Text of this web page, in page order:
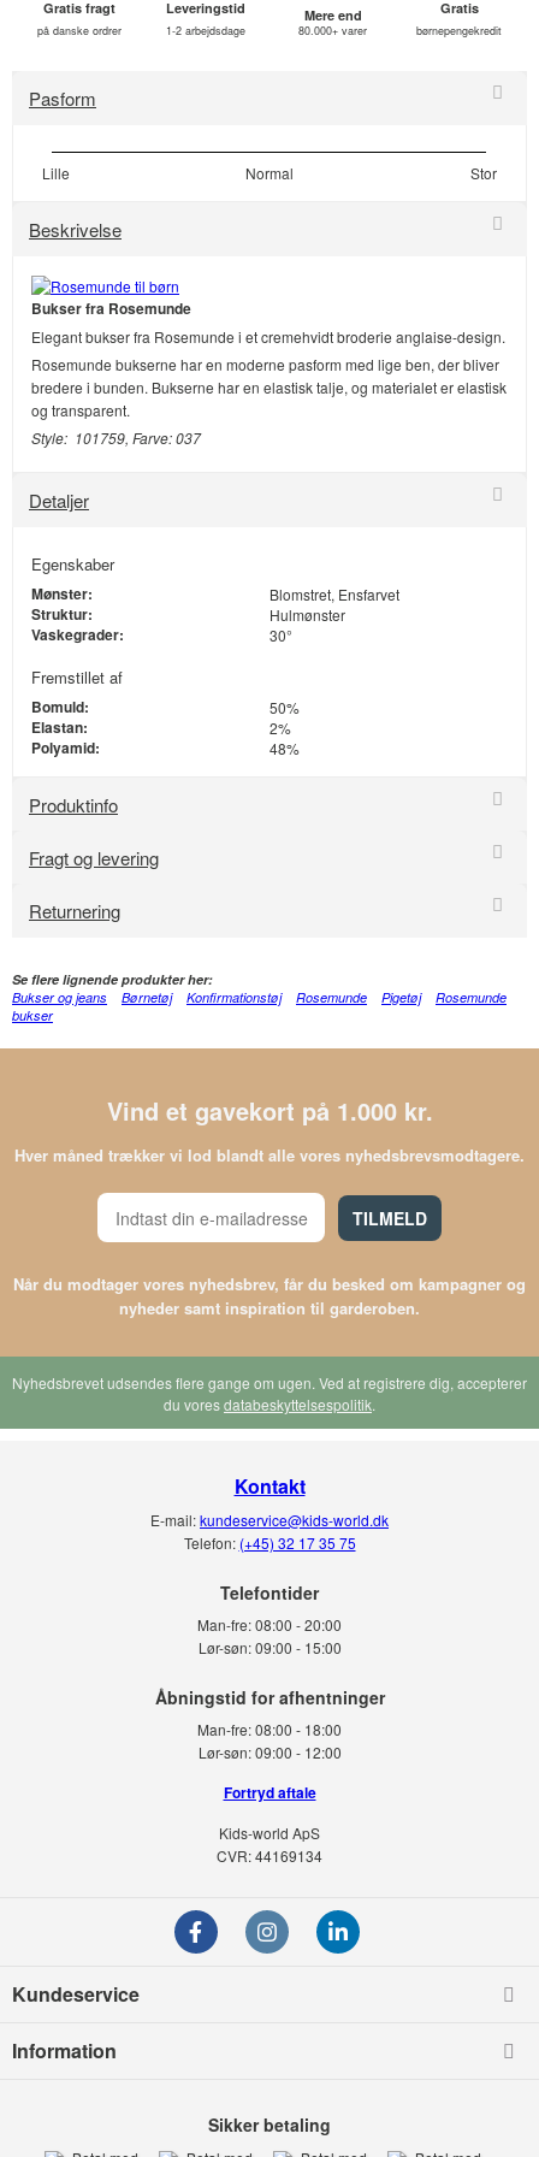
Gratis fragt
på danske ordrer
Leveringstid
1-2 arbejdsdage
Mere end
80.000+ varer
Gratis
børnepengekredit
Pasform
Lille Normal Stor
Beskrivelse
Bukser fra Rosemunde
Elegant bukser fra Rosemunde i et cremehvidt broderie anglaise-design.
Rosemunde bukserne har en moderne pasform med lige ben, der bliver
bredere i bunden. Bukserne har en elastisk talje, og materialet er elastisk
og transparent.
Style: 101759, Farve: 037
Detaljer
Egenskaber
Mønster: Blomstret, Ensfarvet
Struktur: Hulmønster
Vaskegrader: 30°
Fremstillet af
Bomuld: 50%
Elastan: 2%
Polyamid: 48%
Produktinfo
Fragt og levering
Returnering
Se flere lignende produkter her:
Bukser og jeans
Børnetøj Konfirmationstøj Rosemunde Pigetøj
Rosemunde
bukser
Vind et gavekort på 1.000 kr.
Hver måned trækker vi lod blandt alle vores nyhedsbrevsmodtagere.
TILMELD
Når du modtager vores nyhedsbrev, får du besked om kampagner og
nyheder samt inspiration til garderoben.
Nyhedsbrevet udsendes flere gange om ugen. Ved at registrere dig, accepterer
du voresdatabeskyttelsespolitik.
Kontakt
E-mail:kundeservice@kids-world.dk
Telefon: (+45) 32 17 35 75
Telefontider
Man-fre:08:00 - 20:00
Lør-søn: 09:00 - 15:00
Man-fre:08:00 - 18:00
Lør-søn:09:00 - 12:00
Fortryd aftale
Kids-world ApS
CVR: 44169134
Kundeservice
Information
Sikker betaling